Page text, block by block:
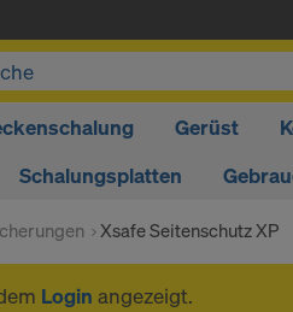
Gerüst
Schalungsplatten
Xsafe Seitenschutz XP
Login angezeigt.